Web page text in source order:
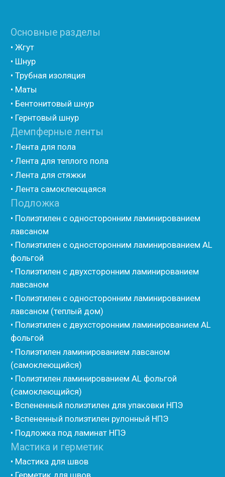
• Вспененный полиэтилен для упаковки НПЭ
• Подложка под ламинат НПЭ
Мастика и герметик
• Мастика для швов
• Герметик для швов
• Герметик «тёплый шов»
• Rustil
• Ecoroom
• Oppa
• Герлен
• Гермит
• Пороизол
• Техническая изоляция Хотпайп
• Ру-флекс
• Энергофлекс
• Вспененный каучук
• Вспененные EPDM уплотнители
• Изоком Шнур
• Стенофлекс Шнур
• Стенофлекс Жгут
• Подложка Пенолин НПЭ
• Подложка Мосфол НПЭ
• Жгут Тилит
• Шнур Тилит
• Бентонитовый шнур
• Стенофлекс для труб
• Мат из вспененного полиэтилена Тепофол
• Трубная изоляция из вспененного полиэтилена
Тилит
Порилекс
• Трубная изоляция из вспененного полиэтилена
Изотом
• Шнур базальтовый теплоизоляционный
• Компенсационный мат вспененного полиэтилена
• Утеплитель для труб из вспененного полиэтилена